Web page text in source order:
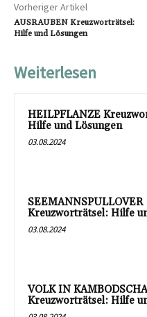
Vorheriger Artikel
AUSRAUBEN Kreuzworträtsel:
Hilfe und Lösungen
Weiterlesen
HEILPFLANZE
Hilfe und Lösungen
03.08.2024
SEEMANNSPULLOVER
Kreuzworträtsel: Hilfe
03.08.2024
VOLK IN KAMBODSCHA
Kreuzworträtsel: Hilfe